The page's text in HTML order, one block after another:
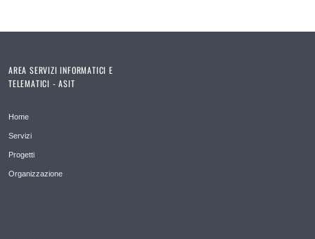
AREA SERVIZI INFORMATICI E
TELEMATICI - ASIT
Home
Servizi
Progetti
Organizzazione